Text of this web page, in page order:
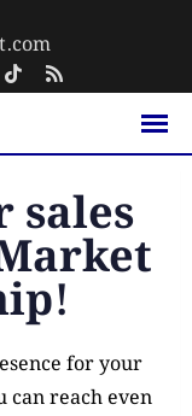
sales
for your
can reach even